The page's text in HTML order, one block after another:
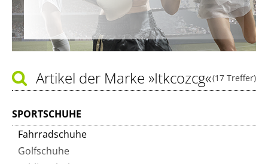
(17 Treffer)
Artikel der Marke »Itkcozcg«
SPORTSCHUHE
Fahrradschuhe
Golfschuhe